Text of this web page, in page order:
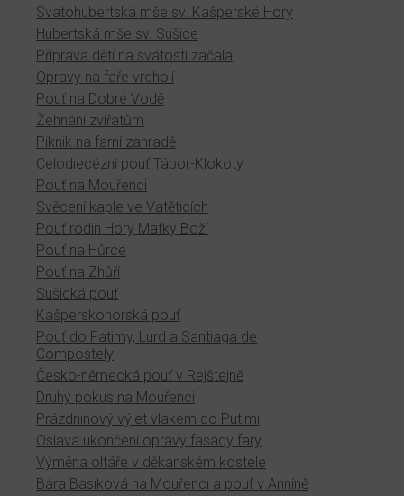
Svatohubertská mše sv. Kašperské Hory
Hubertská mše sv. Sušice
Příprava dětí na svátosti začala
Opravy na faře vrcholí
Pouť na Dobré Vodě
Žehnání zvířatům
Piknik na farní zahradě
Celodiecézní pouť Tábor-Klokoty
Pouť na Mouřenci
Svěcení kaple ve Vatěticích
Pouť rodin Hory Matky Boží
Pouť na Hůrce
Pouť na Zhůří
Sušická pouť
Kašperskohorská pouť
Pouť do Fatimy, Lurd a Santiaga de
Compostely
Česko-německá pouť v Rejštejně
Druhý pokus na Mouřenci
Prázdninový výlet vlakem do Putimi
Oslava ukončení opravy fasády fary
Výměna oltáře v děkanském kostele
Bára Basiková na Mouřenci a pouť v Anníně